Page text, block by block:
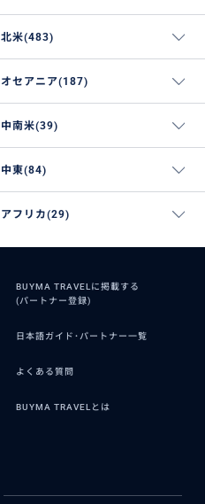
北米(483)
オセアニア(187)
中南米(39)
中東(84)
アフリカ(29)
BUYMA TRAVELに掲載する
(パートナー登録)
日本語ガイド･パートナー一覧
よくある質問
BUYMA TRAVELとは